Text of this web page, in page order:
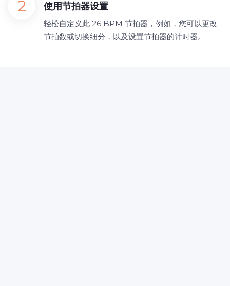
使用节拍器设置
轻松自定义此 26 BPM 节拍器，例如，您可以更改
节拍数或切换细分，以及设置节拍器的计时器。